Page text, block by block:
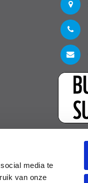
media te
van onze